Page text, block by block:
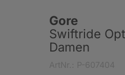
Gore
Swiftride
Damen